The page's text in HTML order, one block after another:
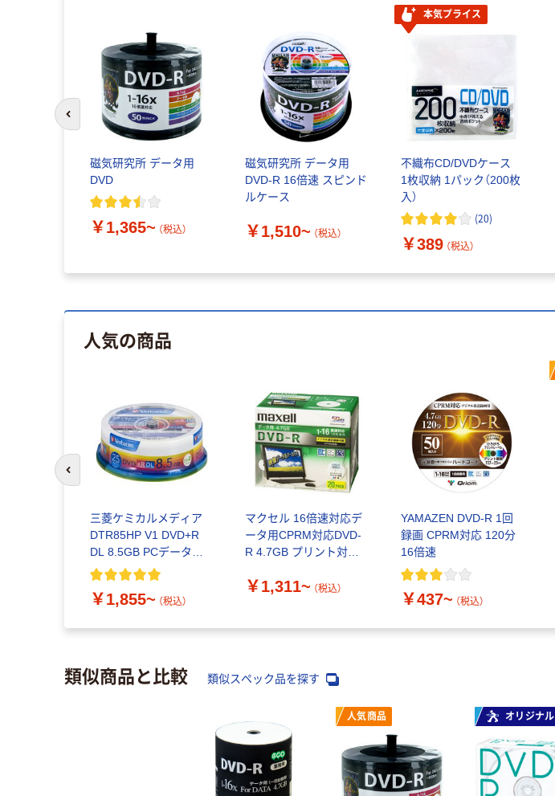
磁気研究所 データ用
DVD
￥1,365~ （税込）
磁気研究所 データ用
DVD-R 16倍速 スピンド
ルケース
￥1,510~ （税込）
本気プライス
不織布CD/DVDケース
1枚収納 1パック（200枚
入）
(20)
￥389 （税込）
前のスライドへ
人気の商品
三菱ケミカルメディア
DTR85HP V1 DVD+R
DL 8.5GB PCデータ用 8
倍速対応 ワイド印刷可
￥1,855~ （税込）
マクセル 16倍速対応デ
ータ用CPRM対応DVD-
R 4.7GB プリント対応
￥1,311~ （税込）
YAMAZEN DVD-R 1回
録画 CPRM対応 120分
16倍速
￥437~ （税込）
前のスライドへ
類似商品と比較 類似スペック品を探す
人気商品 オリジナル